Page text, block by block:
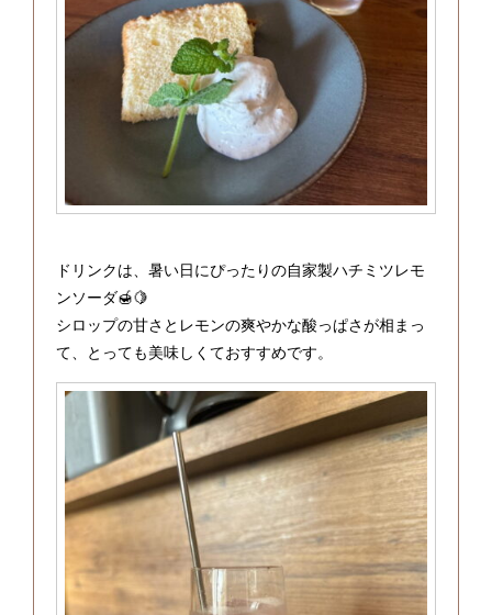
ドリンクは、暑い日にぴったりの自家製ハチミツレモ
ンソーダ🍯🍋
シロップの甘さとレモンの爽やかな酸っぱさが相まっ
て、とっても美味しくておすすめです。